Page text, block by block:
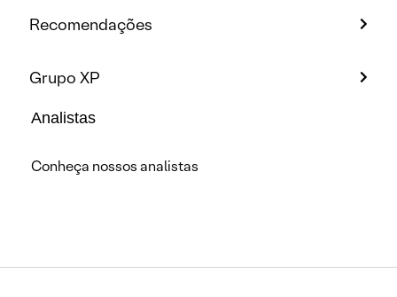
Recomendações
Grupo XP
Analistas
Conheça nossos analistas